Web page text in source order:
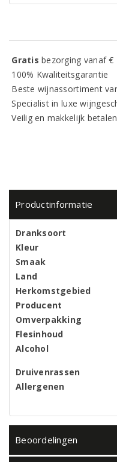
Gratisbezorging vanaf €
100% Kwaliteitsgarantie
Beste wijnassortiment
Specialist in luxe
Veilig en makkelijk betalen
Productinformatie
Dranksoort
Kleur
Smaak
Land
Herkomstgebied
Producent
Omverpakking
Flesinhoud
Alcohol
Druivenrassen
Allergenen
Beoordelingen